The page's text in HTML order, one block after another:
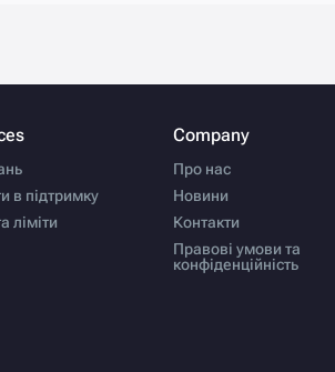
в підтримку
ліміти
Company
Про нас
Новини
Контакти
Правові умови та
конфіденційність